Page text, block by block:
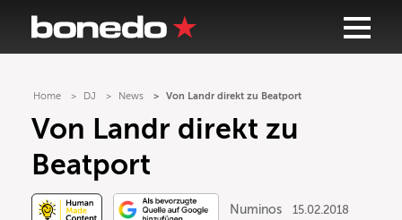
Home DJ News Von Landr direkt zu Beatport
Von Landr direkt zu
Beatport
Numinos
15.02.2018